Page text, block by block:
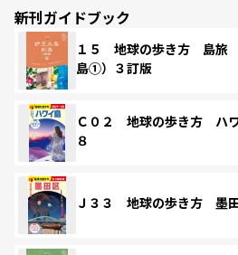
新刊ガイドブック
１５ 地球の歩き方 島旅
島①）３訂版
Ｃ０２ 地球の歩き方 ハ
８
Ｊ３３ 地球の歩き方 墨